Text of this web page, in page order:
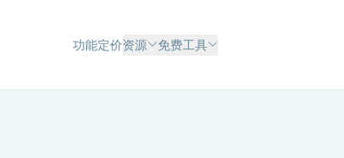
功能定价资源 免费工具